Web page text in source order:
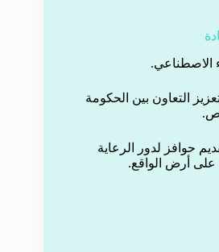
الاصطناعي.
التعاون بين الحكومة
حوافز لدور الرعاية
على أرض الواقع.